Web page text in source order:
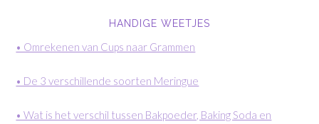
HANDIGE WEETJES
• Omrekenen van Cups naar Grammen
• De 3 verschillende soorten Meringue
• Wat is het verschil tussen Bakpoeder, Baking Soda en